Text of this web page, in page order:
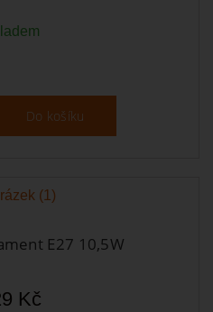
Do košíku
E27 10,5W
Kč